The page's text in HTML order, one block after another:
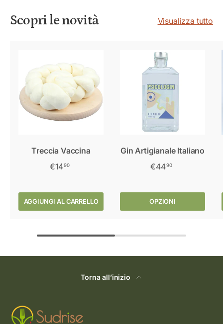
Scopri le novità Visualizza tutto
Treccia Vaccina
€1490
AGGIUNGI AL CARRELLO
Gin Artigianale Italiano
€4490
OPZIONI
Torna all’inizio